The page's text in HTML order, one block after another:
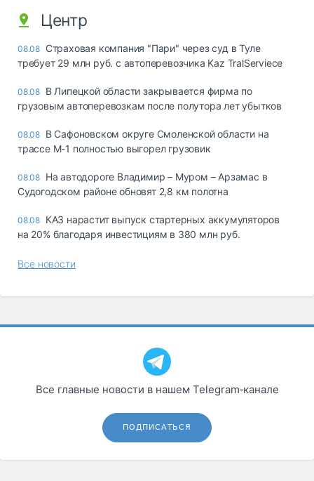
Центр
08.08 Страховая компания "Пари" через суд в Туле
требует 29 млн руб. с автоперевозчика Kaz TralServiece
08.08 В Липецкой области закрывается фирма по
грузовым автоперевозкам после полутора лет убытков
08.08 В Сафоновском округе Смоленской области на
трассе М-1 полностью выгорел грузовик
08.08 На автодороге Владимир – Муром – Арзамас в
Судогодском районе обновят 2,8 км полотна
08.08 КАЗ нарастит выпуск стартерных аккумуляторов
на 20% благодаря инвестициям в 380 млн руб.
Все новости
Все главные новости в нашем Telegram‑канале
ПОДПИСАТЬСЯ